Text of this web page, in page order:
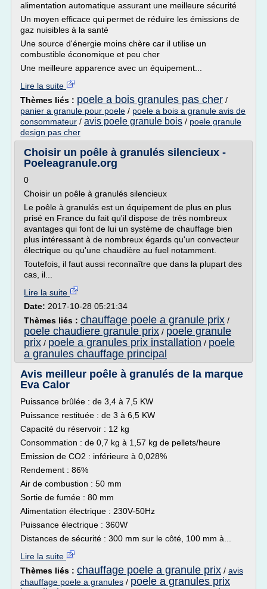
alimentation automatique assurant une meilleure sécurité
Un moyen efficace qui permet de réduire les émissions de
gaz nuisibles à la santé
Une source d'énergie moins chère car il utilise un
combustible économique et peu cher
Une meilleure apparence avec un équipement...
Lire la suite
Thèmes liés : poele a bois granules pas cher /
panier a granule pour poele / poele a bois a granule avis de
consommateur / avis poele granule bois / poele granule
design pas cher
Choisir un poêle à granulés silencieux -
Poeleagranule.org
0
Choisir un poêle à granulés silencieux
Le poêle à granulés est un équipement de plus en plus
prisé en France du fait qu'il dispose de très nombreux
avantages qui font de lui un système de chauffage bien
plus intéressant à de nombreux égards qu'un convecteur
électrique ou qu'une chaudière au fuel notamment.
Toutefois, il faut aussi reconnaître que dans la plupart des
cas, il...
Lire la suite
Date: 2017-10-28 05:21:34
Thèmes liés : chauffage poele a granule prix /
poele chaudiere granule prix / poele granule
prix / poele a granules prix installation / poele
a granules chauffage principal
Avis meilleur poêle à granulés de la marque
Eva Calor
Puissance brûlée : de 3,4 à 7,5 KW
Puissance restituée : de 3 à 6,5 KW
Capacité du réservoir : 12 kg
Consommation : de 0,7 kg à 1,57 kg de pellets/heure
Emission de CO2 : inférieure à 0,028%
Rendement : 86%
Air de combustion : 50 mm
Sortie de fumée : 80 mm
Alimentation électrique : 230V-50Hz
Puissance électrique : 360W
Distances de sécurité : 300 mm sur le côté, 100 mm à...
Lire la suite
Thèmes liés : chauffage poele a granule prix / avis
chauffage poele a granules / poele a granules prix